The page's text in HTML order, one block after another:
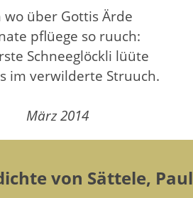
wo über Gottis Ärde
pflüege so ruuch:
Schneeglöckli lüüte
im verwilderte Struuch.
März 2014
von Sättele, Paul